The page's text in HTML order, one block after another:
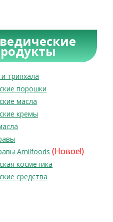
трипхала
порошки
масла
кремы
Amilfoods (Новое!)
косметика
средства